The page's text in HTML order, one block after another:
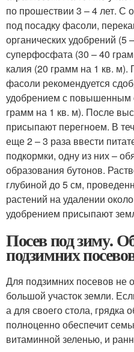
по прошествии 3 – 4 лет. С
под посадку фасоли,
органических удобрений (5
суперфосфата (30 – 40
калия (20 грамм на 1 кв.
фасоли рекомендуется
удобрением с повышенным
грамм на 1 кв. м). После
присыпают перегноем. В
еще 2 – 3 раза ввести
подкормки, одну из них –
образования бутонов.
глубиной до 5 см,
растений на удалении
удобрением присыпают
Посев под зиму.
подзимних
Для подзимних посевов не
большой участок земли.
а для своего стола,
полноценно обеспечит
витаминной зеленью, и